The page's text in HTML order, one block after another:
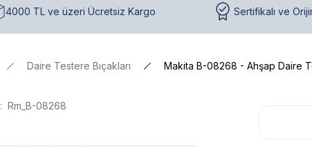
4000 TL ve üzeri Ücretsiz Kargo Sertifikalı ve
Daire Testere Bıçakları Makita B-08268 - Ahşap Daire
Rm_B-08268